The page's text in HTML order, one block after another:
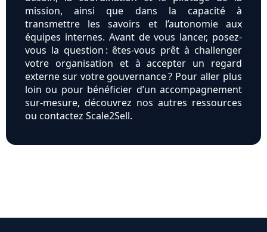
mission, ainsi que dans la capacité à
transmettre les savoirs et l’autonomie aux
équipes internes. Avant de vous lancer, posez-
vous la question : êtes-vous prêt à challenger
votre organisation et à accepter un regard
externe sur votre gouvernance ? Pour aller plus
loin ou pour bénéficier d’un accompagnement
sur-mesure, découvrez nos autres ressources
ou contactez Scale2Sell.